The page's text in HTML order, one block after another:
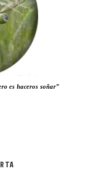
es haceros soñar”